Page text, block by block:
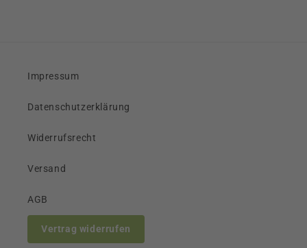
Impressum
Datenschutzerklärung
Widerrufsrecht
Versand
AGB
Vertrag widerrufen